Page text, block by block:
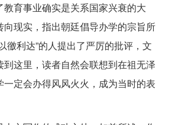
教育事业确实是关系国家兴衰的大
现实，指出朝廷倡导办学的宗旨所
徼利达”的人提出了严厉的批评，文
这里，读者自然会联想到在祖无泽
一定会办得风风火火，成为当时的表